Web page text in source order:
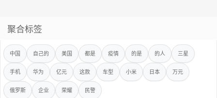
聚合标签
中国 自己的 美国 都是 疫情 的是 的人 三星
手机 华为 亿元 这款 车型 小米 日本 万元
俄罗斯 企业 荣耀 民警